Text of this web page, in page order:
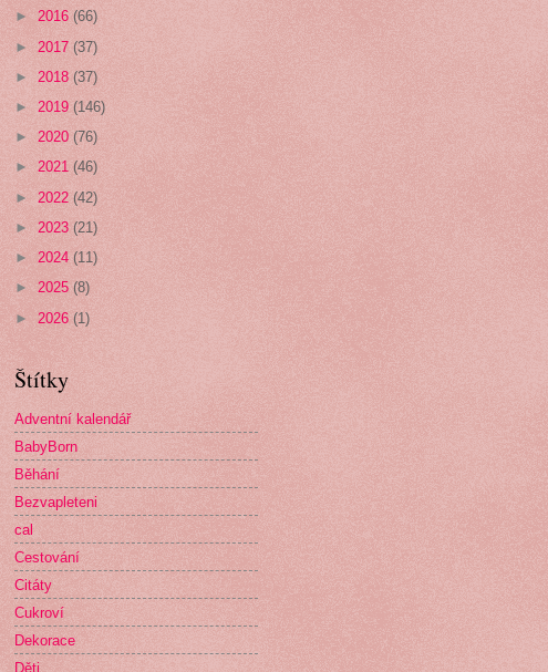
► 2016 (66)
► 2017 (37)
► 2018 (37)
► 2019 (146)
► 2020 (76)
► 2021 (46)
► 2022 (42)
► 2023 (21)
► 2024 (11)
► 2025 (8)
► 2026 (1)
Štítky
Adventní kalendář
BabyBorn
Běhání
Bezvapleteni
cal
Cestování
Citáty
Cukroví
Dekorace
Děti